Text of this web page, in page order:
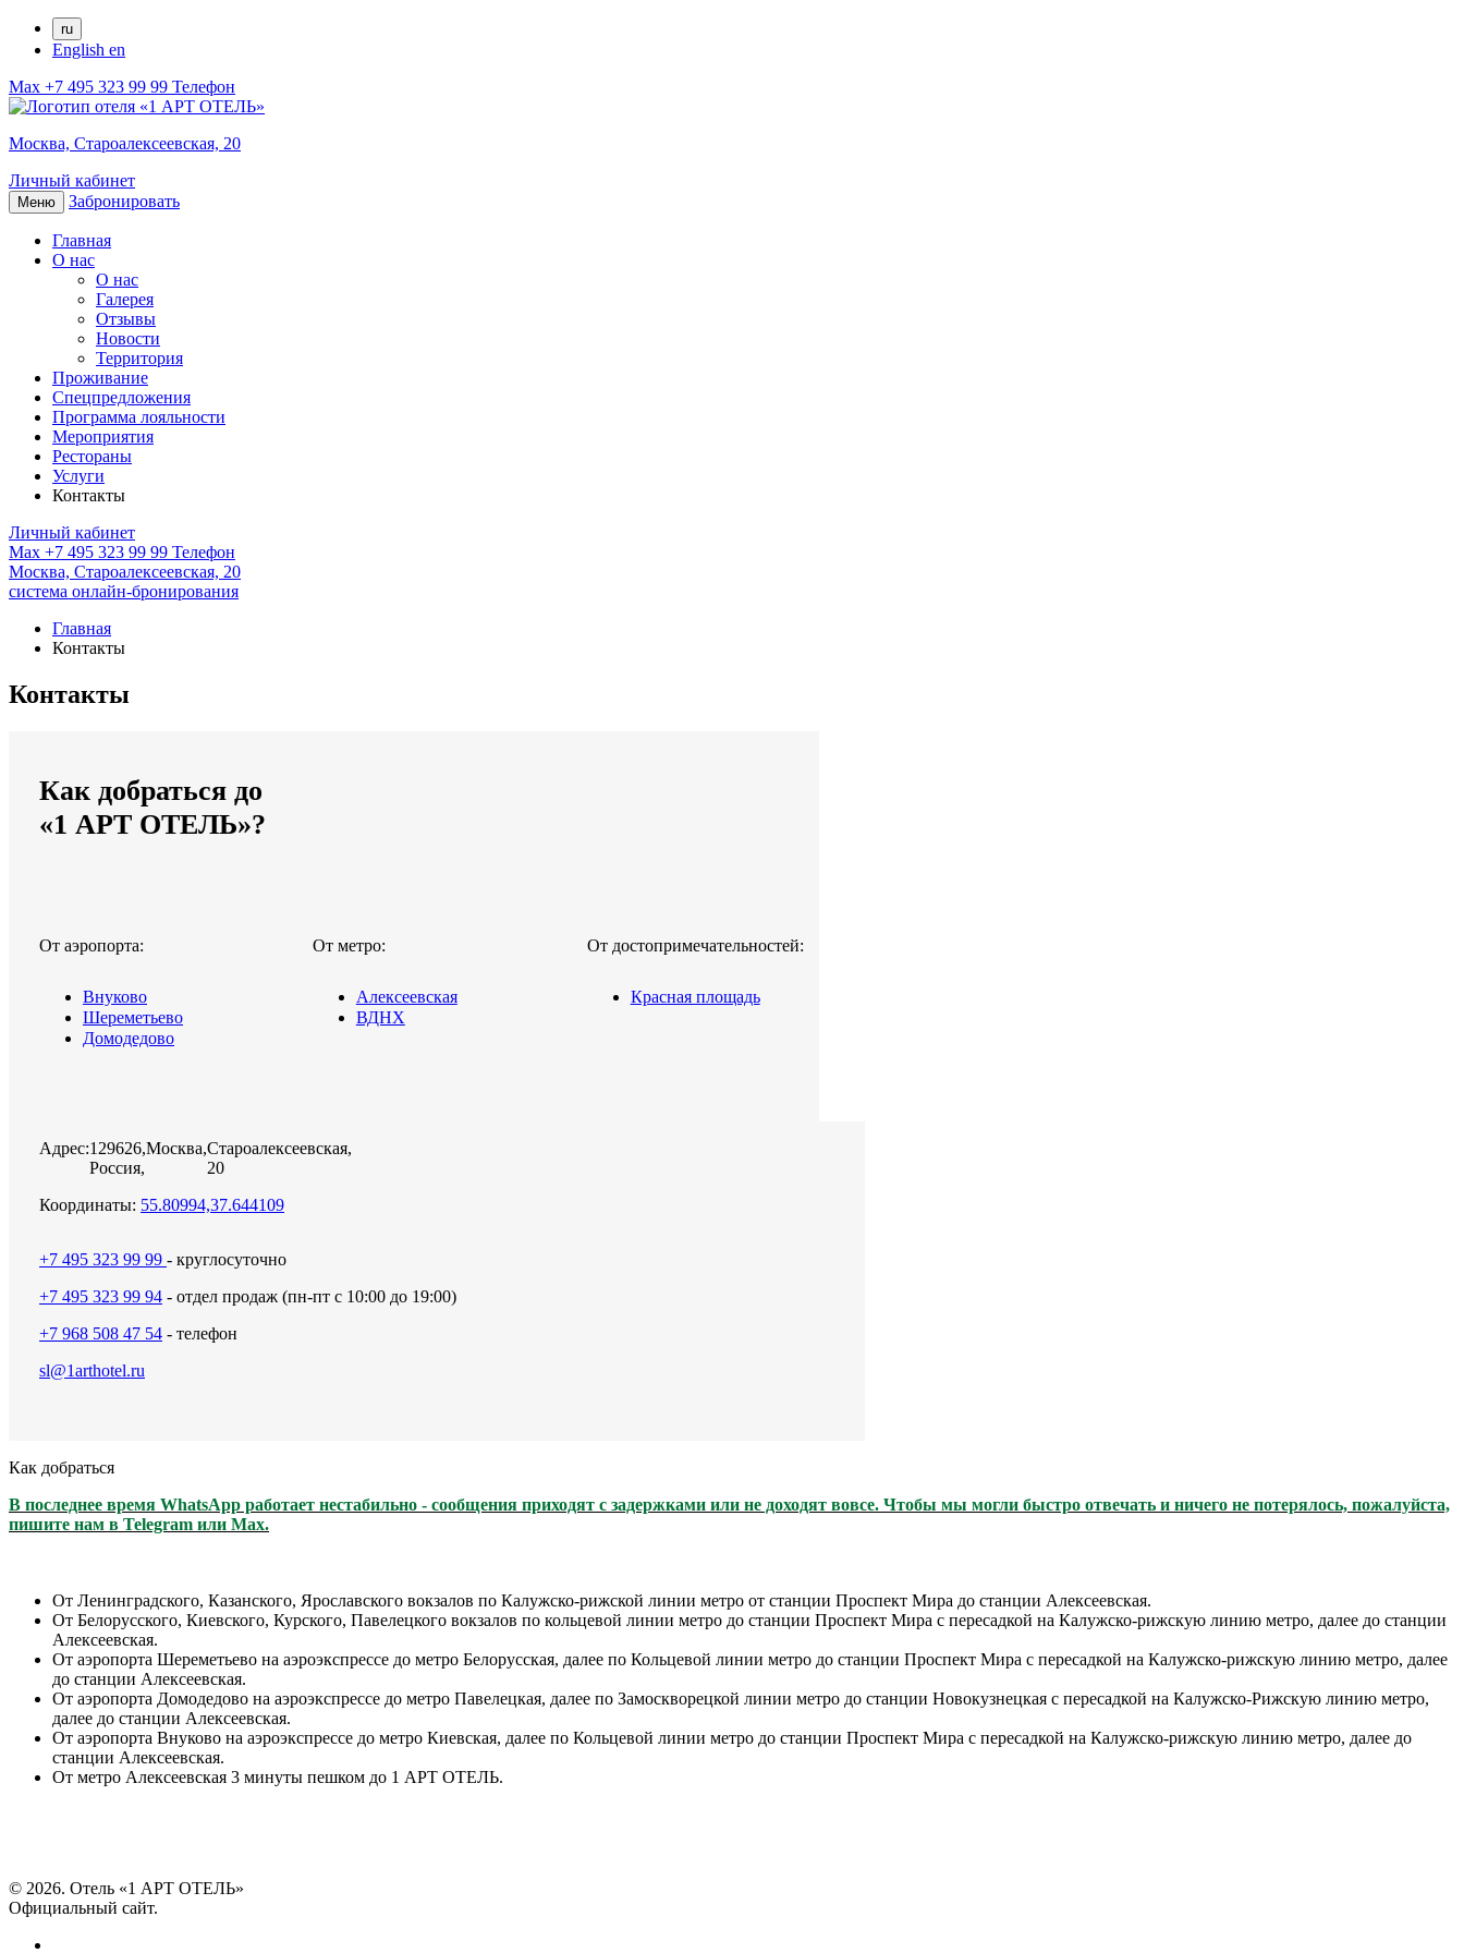
ru
English en
Max +7 495 323 99 99 Телефон
Москва, Староалексеевская, 20
Личный кабинет
Меню Забронировать
Главная
О нас
О нас
Галерея
Отзывы
Новости
Территория
Проживание
Спецпредложения
Программа лояльности
Мероприятия
Рестораны
Услуги
Контакты
Личный кабинет
Max +7 495 323 99 99 Телефон
Москва, Староалексеевская, 20
система онлайн-бронирования
Главная
Контакты
Контакты
Как добраться до
«1 АРТ ОТЕЛЬ»?
От аэропорта:
Внуково
Шереметьево
Домодедово
От метро:
Алексеевская
ВДНХ
От достопримечательностей:
Красная площадь
Адрес:129626,
Россия,
Москва,Староалексеевская,
20
Координаты: 55.80994,37.644109
+7 495 323 99 99 - круглосуточно
+7 495 323 99 94 - отдел продаж (пн-пт с 10:00 до 19:00)
+7 968 508 47 54 - телефон
sl@1arthotel.ru
Как добраться
В последнее время WhatsApp работает нестабильно - сообщения приходят с задержками или не доходят вовсе. Чтобы мы могли быстро отвечать и ничего не потерялось, пожалуйста,
пишите нам в Telegram или Max.
От Ленинградского, Казанского, Ярославского вокзалов по Калужско-рижской линии метро от станции Проспект Мира до станции Алексеевская.
От Белорусского, Киевского, Курского, Павелецкого вокзалов по кольцевой линии метро до станции Проспект Мира с пересадкой на Калужско-рижскую линию метро, далее до станции
Алексеевская.
От аэропорта Шереметьево на аэроэкспрессе до метро Белорусская, далее по Кольцевой линии метро до станции Проспект Мира с пересадкой на Калужско-рижскую линию метро, далее
до станции Алексеевская.
От аэропорта Домодедово на аэроэкспрессе до метро Павелецкая, далее по Замоскворецкой линии метро до станции Новокузнецкая с пересадкой на Калужско-Рижскую линию метро,
далее до станции Алексеевская.
От аэропорта Внуково на аэроэкспрессе до метро Киевская, далее по Кольцевой линии метро до станции Проспект Мира с пересадкой на Калужско-рижскую линию метро, далее до
станции Алексеевская.
От метро Алексеевская 3 минуты пешком до 1 АРТ ОТЕЛЬ.
© 2026. Отель «1 АРТ ОТЕЛЬ»
Официальный сайт.